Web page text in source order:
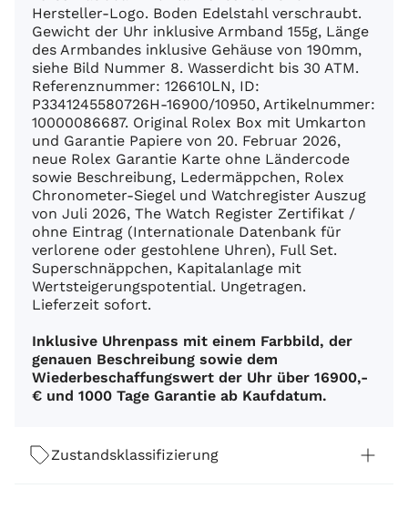
Hersteller-Logo. Boden Edelstahl verschraubt.
Gewicht der Uhr inklusive Armband 155g, Länge
des Armbandes inklusive Gehäuse von 190mm,
siehe Bild Nummer 8. Wasserdicht bis 30 ATM.
Referenznummer: 126610LN, ID:
P3341245580726H-16900/10950, Artikelnummer:
10000086687. Original Rolex Box mit Umkarton
und Garantie Papiere von 20. Februar 2026,
neue Rolex Garantie Karte ohne Ländercode
sowie Beschreibung, Ledermäppchen, Rolex
Chronometer-Siegel und Watchregister Auszug
von Juli 2026, The Watch Register Zertifikat /
ohne Eintrag (Internationale Datenbank für
verlorene oder gestohlene Uhren), Full Set.
Superschnäppchen, Kapitalanlage mit
Wertsteigerungspotential. Ungetragen.
Lieferzeit sofort.
Inklusive Uhrenpass mit einem Farbbild, der
genauen Beschreibung sowie dem
Wiederbeschaffungswert der Uhr über 16900,-
€ und 1000 Tage Garantie ab Kaufdatum.
Zustandsklassifizierung